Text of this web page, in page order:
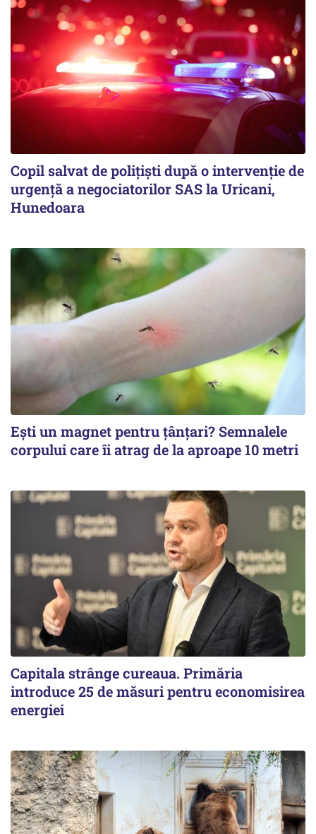
Copil salvat de polițiști după o intervenție de
urgență a negociatorilor SAS la Uricani,
Hunedoara
Ești un magnet pentru țânțari? Semnalele
corpului care îi atrag de la aproape 10 metri
Capitala strânge cureaua. Primăria
introduce 25 de măsuri pentru economisirea
energiei